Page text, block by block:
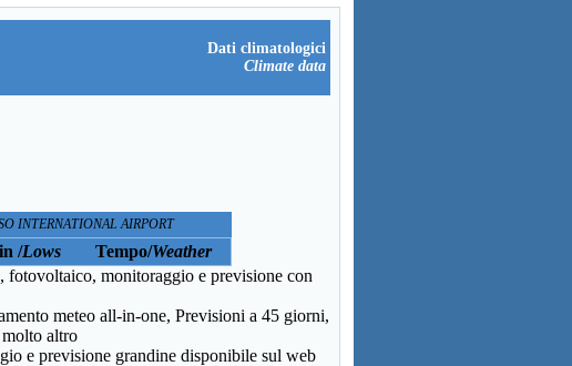
Dati climatologici
Climate data
INTERNATIONAL AIRPORT
/Lows Tempo/Weather
monitoraggio e previsione con
meteo all-in-one, Previsioni a 45 giorni,
altro
e previsione grandine disponibile sul web